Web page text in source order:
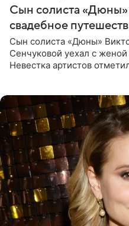
Сын солиста «Дюны»
свадебное
Сын солиста «Дюны»
Сенчуковой уехал с
Невестка артистов